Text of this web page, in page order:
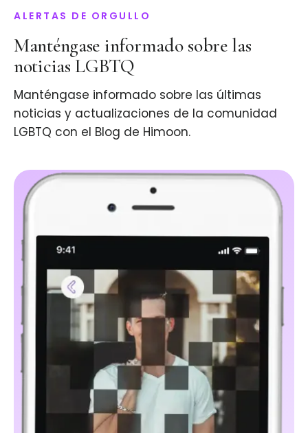
ALERTAS DE ORGULLO
Manténgase informado sobre las
noticias LGBTQ
Manténgase informado sobre las últimas
noticias y actualizaciones de la comunidad
LGBTQ con el Blog de Himoon.